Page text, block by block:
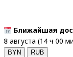
Ближайшая
8 августа (14 ч 00
BYN RUB